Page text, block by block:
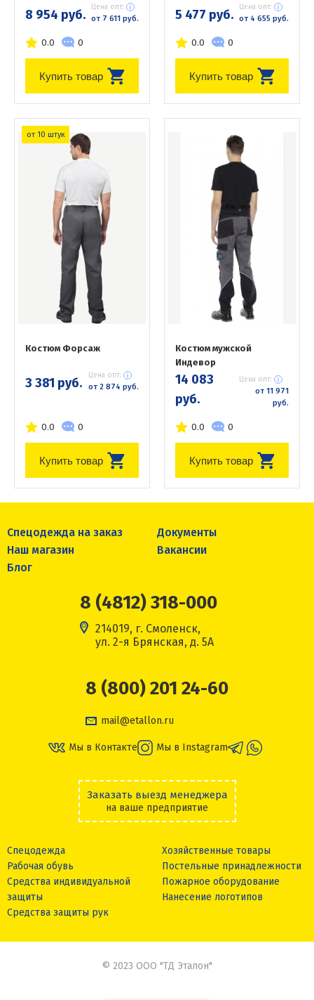
8 954 руб. Цена опт:
от 7 611 руб.
0.0 0
Купить товар
5 477 руб. Цена опт:
от 4 655 руб.
0.0 0
Купить товар
от 10 штук
Костюм Форсаж
3 381 руб. Цена опт:
от 2 874 руб.
0.0 0
Купить товар
Костюм мужской
Индевор
14 083
руб.
Цена опт:
от 11 971
руб.
0.0 0
Купить товар
Спецодежда на заказ
Документы
Наш магазин
Вакансии
Блог
8 (4812) 318-000
214019, г. Смоленск,
ул. 2-я Брянская, д. 5А
8 (800) 201 24-60
mail@etallon.ru
Мы в Контакте Мы в Instagram
Заказать выезд менеджера
на ваше предприятие
Спецодежда
Рабочая обувь
Средства индивидуальной
защиты
Средства защиты рук
Хозяйственные товары
Постельные принадлежности
Пожарное оборудование
Нанесение логотипов
© 2023 ООО "ТД Эталон"